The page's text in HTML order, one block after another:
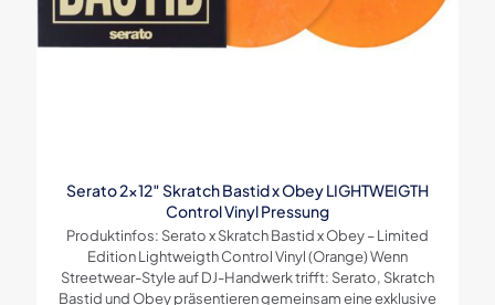
Serato 2×12″ Skratch Bastid x Obey LIGHTWEIGTH
Control Vinyl Pressung
Produktinfos: Serato x Skratch Bastid x Obey – Limited
Edition Lightweigth Control Vinyl (Orange) Wenn
Streetwear-Style auf DJ-Handwerk trifft: Serato, Skratch
Bastid und Obey präsentieren gemeinsam eine exklusive